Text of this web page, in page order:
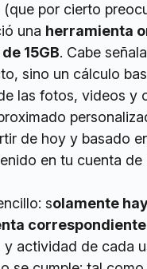
por cierto
una herramienta
15GB. Cabe
sino un cálculo
las fotos, videos y
de hoy y basado
en tu cuenta de
solamente
actividad de cada